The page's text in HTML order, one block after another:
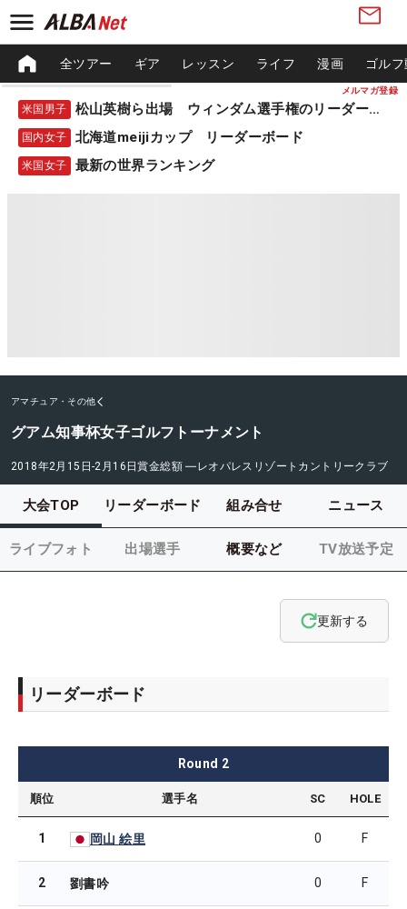
メルマガ登録
全ツアー ギア レッスン ライフ 漫画 ゴル
米国男子 松山英樹ら出場 ウィンダム選手権のリーダーボード
国内女子 北海道meijiカップ リーダーボード
米国女子 最新の世界ランキング
アマチュア・その他
グアム知事杯女子ゴルフトーナメント
2018年2月15日-2月16日賞金総額 ―レオパレスリゾートカントリークラブ
大会TOP リーダーボード 組み合せ ニュース
ライブフォト 出場選手 概要など TV放送予定
更新する
リーダーボード
Round 2
順位 選手名 SC HOLE
1 岡山 絵里 0 F
2 劉書吟 0 F